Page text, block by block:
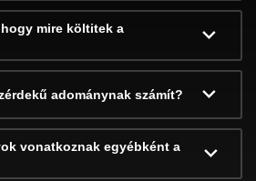
mire költitek a
adománynak számít?
vonatkoznak egyébként a